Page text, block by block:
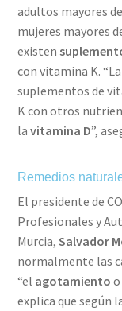
adultos mayores
mujeres mayores
existen
con vitamina K.
suplementos de
K con otros
la vitamina D”,
Remedios
El presidente de
Profesionales y
Murcia,Salvador
normalmente las
“el agotamiento
explica que según